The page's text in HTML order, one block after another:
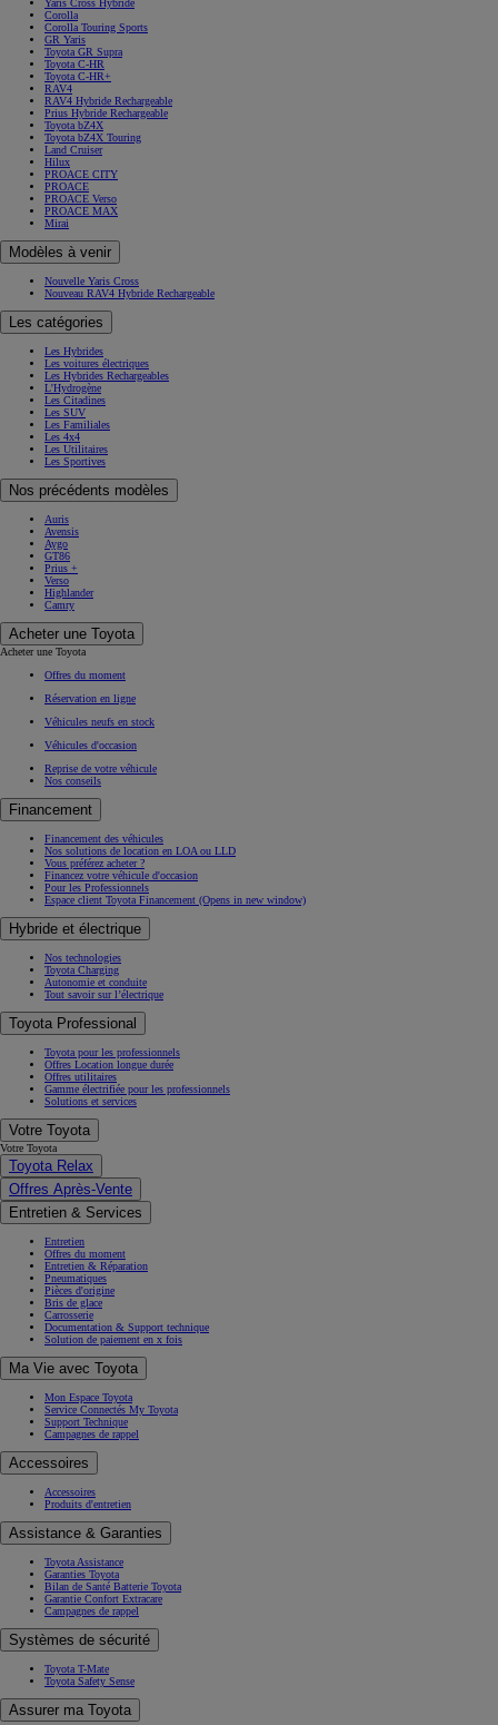
Corolla
Corolla Touring Sports
GR Yaris
Toyota GR Supra
Toyota C-HR
Toyota C-HR+
RAV4
RAV4 Hybride Rechargeable
Prius Hybride Rechargeable
Toyota bZ4X
Toyota bZ4X Touring
Land Cruiser
Hilux
PROACE CITY
PROACE
PROACE Verso
PROACE MAX
Mirai
Modèles à venir
Nouvelle Yaris Cross
Nouveau RAV4 Hybride Rechargeable
Les catégories
Les Hybrides
Les voitures électriques
Les Hybrides Rechargeables
L'Hydrogène
Les Citadines
Les SUV
Les Familiales
Les 4x4
Les Utilitaires
Les Sportives
Nos précédents modèles
Auris
Avensis
Aygo
GT86
Prius +
Verso
Highlander
Camry
Acheter une Toyota
Acheter une Toyota
Offres du moment
Réservation en ligne
Véhicules neufs en stock
Véhicules d'occasion
Reprise de votre véhicule
Nos conseils
Financement
Financement des véhicules
Nos solutions de location en LOA ou LLD
Vous préférez acheter ?
Financez votre véhicule d'occasion
Pour les Professionnels
Espace client Toyota Financement (Opens in new window)
Hybride et électrique
Nos technologies
Toyota Charging
Autonomie et conduite
Tout savoir sur l’électrique
Toyota Professional
Toyota pour les professionnels
Offres Location longue durée
Offres utilitaires
Gamme électrifiée pour les professionnels
Solutions et services
Votre Toyota
Votre Toyota
Toyota Relax
Offres Après-Vente
Entretien & Services
Entretien
Offres du moment
Entretien & Réparation
Pneumatiques
Pièces d'origine
Bris de glace
Carrosserie
Documentation & Support technique
Solution de paiement en x fois
Ma Vie avec Toyota
Mon Espace Toyota
Service Connectés My Toyota
Support Technique
Campagnes de rappel
Accessoires
Accessoires
Produits d'entretien
Assistance & Garanties
Toyota Assistance
Garanties Toyota
Bilan de Santé Batterie Toyota
Garantie Confort Extracare
Campagnes de rappel
Systèmes de sécurité
Toyota T-Mate
Toyota Safety Sense
Assurer ma Toyota